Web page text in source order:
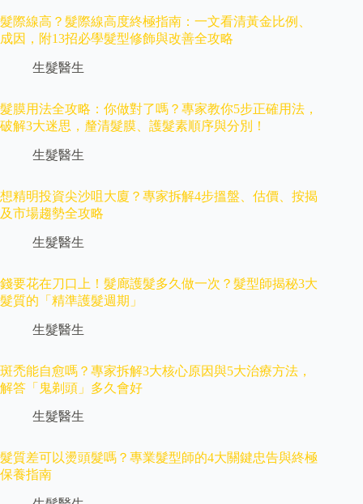
髮際線高？髮際線高度終極指南：一文看清黃金比例、
成因，附13招必學髮型修飾與改善全攻略
生髮醫生
髮膜用法全攻略：你做對了嗎？專家教你5步正確用法，
破解3大迷思，釐清髮膜、護髮素順序與分別！
生髮醫生
想精明投資尖沙咀大廈？專家拆解4步搵盤、估價、按揭
及市場趨勢全攻略
生髮醫生
錢要花在刀口上！髮廊護髮多久做一次？髮型師揭秘3大
髮質的「精準護髮週期」
生髮醫生
斑禿能自愈嗎？專家拆解3大核心原因與5大治療方法，
解答「鬼剃頭」多久會好
生髮醫生
髮質差可以燙頭髮嗎？專業髮型師的4大關鍵忠告與終極
保養指南